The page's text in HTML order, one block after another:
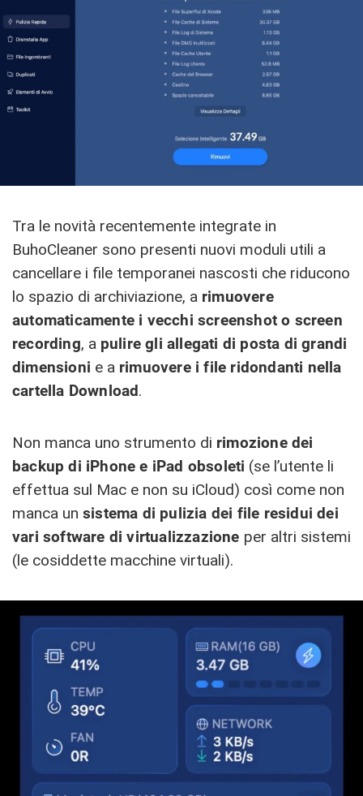
Tra le novità recentemente integrate in
BuhoCleaner sono presenti nuovi moduli utili a
cancellare i file temporanei nascosti che riducono
lo spazio di archiviazione, a rimuovere
automaticamente i vecchi screenshot o screen
recording, a pulire gli allegati di posta di grandi
dimensioni e a rimuovere i file ridondanti nella
cartella Download.
Non manca uno strumento di rimozione dei
backup di iPhone e iPad obsoleti (se l’utente li
effettua sul Mac e non su iCloud) così come non
manca un sistema di pulizia dei file residui dei
vari software di virtualizzazione per altri sistemi
(le cosiddette macchine virtuali).